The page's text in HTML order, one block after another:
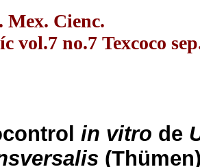
Mex. Cienc.
vol.7 no.7 Texcoco
in vitro de